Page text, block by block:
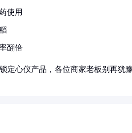
使用
翻倍
定心仪产品，各位商家老板别再犹